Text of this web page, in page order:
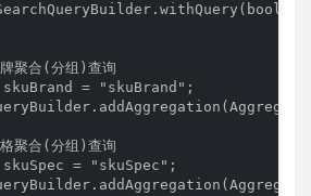
聚合(分组)查询
= "skuBrand";
聚合(分组)查询
= "skuSpec";